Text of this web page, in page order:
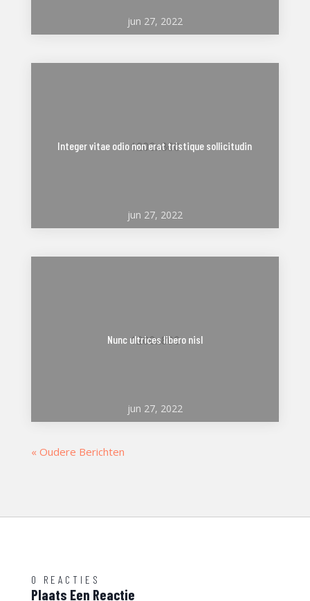
jun 27, 2022
Integer vitae odio non erat tristique sollicitudin
jun 27, 2022
Nunc ultrices libero nisl
jun 27, 2022
« Oudere Berichten
0 REACTIES
Plaats Een Reactie